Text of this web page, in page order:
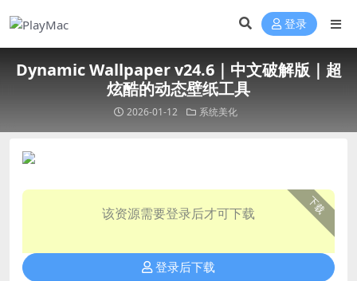
登录
Dynamic Wallpaper v24.6｜中文破解版｜超
炫酷的动态壁纸工具
2026-01-12 系统美化
下载
该资源需要登录后才可下载
登录后下载